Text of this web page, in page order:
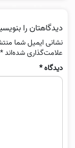
دیدگاهتان را
نشانی ایمیل شما
علامت‌گذاری شده‌اند*
دیدگاه*